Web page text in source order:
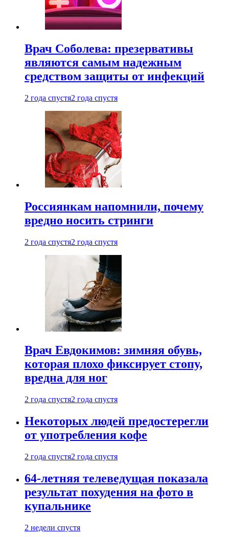
Врач Соболева: презервативы
являются самым надежным
средством защиты от инфекций
2 года спустя2 года спустя
Россиянкам напомнили, почему
вредно носить стринги
2 года спустя2 года спустя
Врач Евдокимов: зимняя обувь,
которая плохо фиксирует стопу,
вредна для ног
2 года спустя2 года спустя
Некоторых людей предостерегли
от употребления кофе
2 года спустя2 года спустя
64-летняя телеведущая показала
результат похудения на фото в
купальнике
2 недели спустя